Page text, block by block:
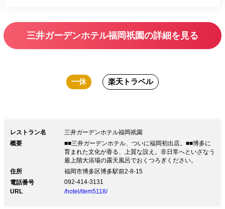
三井ガーデンホテル福岡祇園の詳細を見る
一休 楽天トラベル
レストラン名
三井ガーデンホテル福岡祇園
概要
■■三井ガーデンホテル、ついに福岡初出店。■■博多に
育まれた文化が香る、上質な設え。非日常へといざなう
最上階大浴場の露天風呂でおくつろぎください。
住所
福岡市博多区博多駅前2-8-15
電話番号
092-414-3131
URL
/hotel/item5118/